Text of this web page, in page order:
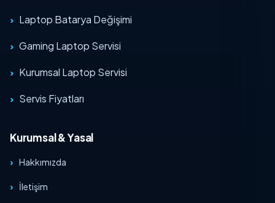
Laptop Batarya Değişimi
Gaming Laptop Servisi
Kurumsal Laptop Servisi
Servis Fiyatları
Kurumsal & Yasal
Hakkımızda
İletişim